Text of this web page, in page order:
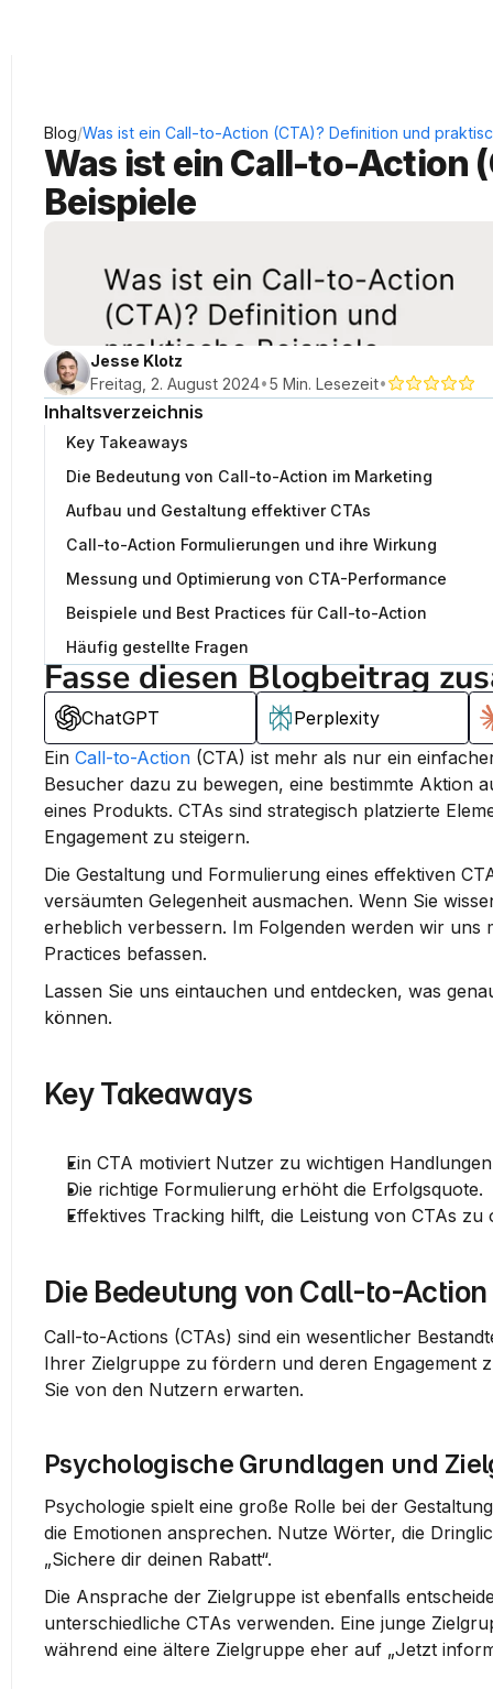
Blog/Was ist ein Call-to-Action (CTA)? Definition und
Was ist ein Call-to-Action
Beispiele
Jesse Klotz
Freitag, 2. August 2024•5 Min. Lesezeit•
Inhaltsverzeichnis
Key Takeaways
Die Bedeutung von Call-to-Action im Marketing
Aufbau und Gestaltung effektiver CTAs
Call-to-Action Formulierungen und ihre Wirkung
Messung und Optimierung von CTA-Performance
Beispiele und Best Practices für Call-to-Action
Häufig gestellte Fragen
Fasse diesen Blogbeitrag
ChatGPT
Perplexity
Ein Call-to-Action (CTA) ist mehr als nur ein
Besucher dazu zu bewegen, eine bestimmte Aktion
eines Produkts. CTAs sind strategisch platzierte
Engagement zu steigern.
Die Gestaltung und Formulierung eines effektiven
versäumten Gelegenheit ausmachen. Wenn Sie
erheblich verbessern. Im Folgenden werden wir uns
Practices befassen.
Lassen Sie uns eintauchen und entdecken, was
können.
Key Takeaways
Ein CTA motiviert Nutzer zu wichtigen
Die richtige Formulierung erhöht die Erfolgsquote.
Effektives Tracking hilft, die Leistung von CTAs zu
Die Bedeutung von Call-to-
Call-to-Actions (CTAs) sind ein wesentlicher
Ihrer Zielgruppe zu fördern und deren Engagement
Sie von den Nutzern erwarten.
Psychologische Grundlagen und
Psychologie spielt eine große Rolle bei der
die Emotionen ansprechen. Nutze Wörter, die
„Sichere dir deinen Rabatt“.
Die Ansprache der Zielgruppe ist ebenfalls
unterschiedliche CTAs verwenden. Eine junge
während eine ältere Zielgruppe eher auf „Jetzt